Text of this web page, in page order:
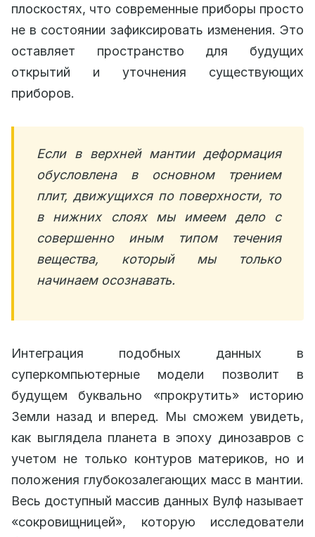
плоскостях, что современные приборы просто
не в состоянии зафиксировать изменения. Это
оставляет пространство для будущих
открытий и уточнения существующих
приборов.
Если в верхней мантии деформация
обусловлена в основном трением
плит, движущихся по поверхности, то
в нижних слоях мы имеем дело с
совершенно иным типом течения
вещества, который мы только
начинаем осознавать.
Интеграция подобных данных в
суперкомпьютерные модели позволит в
будущем буквально «прокрутить» историю
Земли назад и вперед. Мы сможем увидеть,
как выглядела планета в эпоху динозавров с
учетом не только контуров материков, но и
положения глубокозалегающих масс в мантии.
Весь доступный массив данных Вулф называет
«сокровищницей», которую исследователи